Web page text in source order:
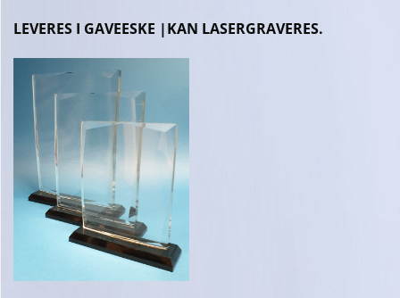
LEVERES I GAVEESKE |KAN LASERGRAVERES.